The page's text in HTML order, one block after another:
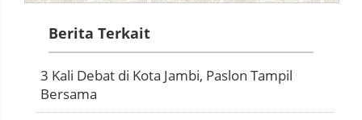
Berita Terkait
3 Kali Debat di Kota Jambi, Paslon Tampil
Bersama